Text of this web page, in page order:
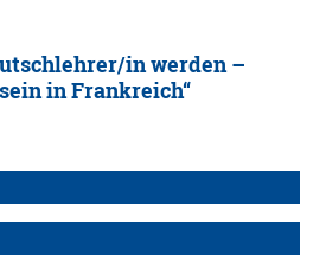
in werden –
in Frankreich“